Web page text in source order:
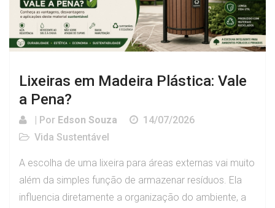
Lixeiras em Madeira Plástica: Vale
a Pena?
| Por Edson Souza
14/07/2026
Vida Sustentável
A escolha de uma lixeira para áreas externas vai muito
além da simples função de armazenar resíduos. Ela
influencia diretamente a organização do ambiente, a